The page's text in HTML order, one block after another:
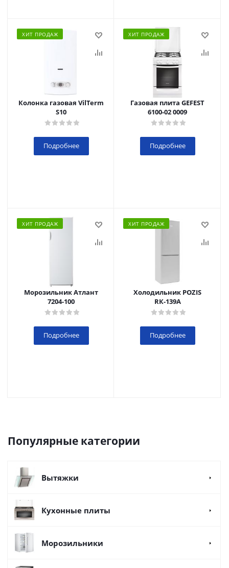
ХИТ ПРОДАЖ
Колонка газовая VilTerm
S10
Подробнее
ХИТ ПРОДАЖ
Газовая плита GEFEST
6100-02 0009
Подробнее
ХИТ ПРОДАЖ
Морозильник Атлант
7204-100
Подробнее
ХИТ ПРОДАЖ
Холодильник POZIS
RК-139А
Подробнее
Популярные категории
Вытяжки
Кухонные плиты
Морозильники